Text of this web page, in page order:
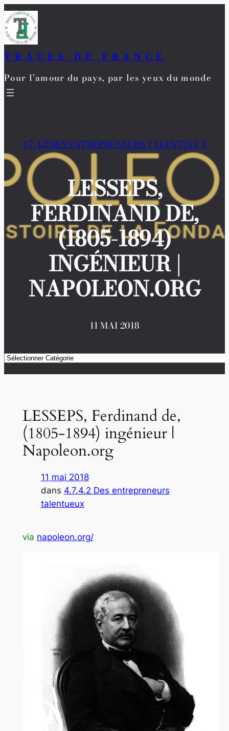
Aller
au
contenu
TRACES DE FRANCE
Pour l’amour du pays, par les yeux du monde
4.7.4.2 DES ENTREPRENEURS TALENTUEUX
LESSEPS,
FERDINAND DE,
(1805-1894)
INGÉNIEUR |
NAPOLEON.ORG
11 MAI 2018
Catégories
LESSEPS, Ferdinand de,
(1805-1894) ingénieur |
Napoleon.org
11 mai 2018
dans 4.7.4.2 Des entrepreneurs
talentueux
via napoleon.org/